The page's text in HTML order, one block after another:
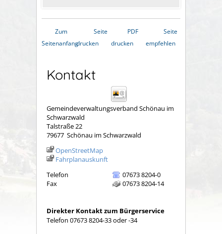
Zum
Seitenanfang
Seite
drucken
PDF
drucken
Seite
empfehlen
Kontakt
Gemeindeverwaltungsverband Schönau im
Schwarzwald
Talstraße 22
79677 Schönau im Schwarzwald
OpenStreetMap
Fahrplanauskunft
Telefon
07673 8204-0
Fax
07673 8204-14
Direkter Kontakt zum Bürgerservice
Telefon 07673 8204-33 oder -34